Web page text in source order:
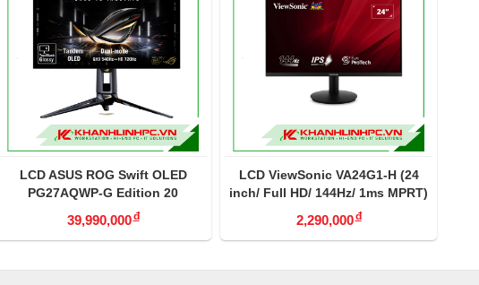
LCD ASUS ROG Swift OLED
PG27AQWP-G Edition 20
39,990,000đ
LCD ViewSonic VA24G1-H (24
inch/ Full HD/ 144Hz/ 1ms MPRT)
2,290,000đ